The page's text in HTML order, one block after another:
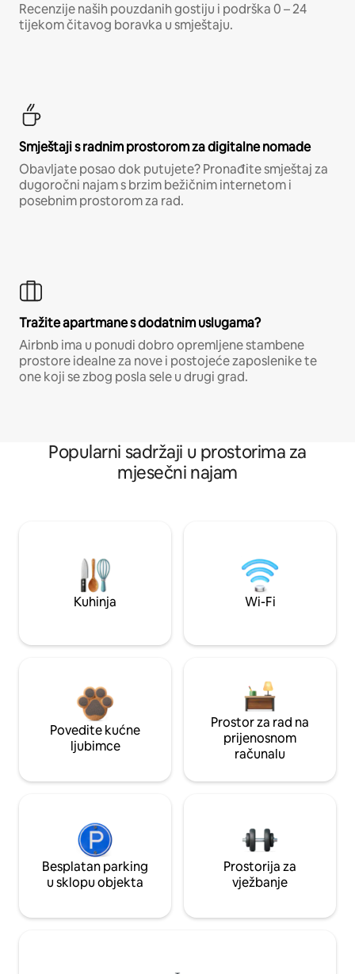
Recenzije naših pouzdanih gostiju i podrška 0 – 24
tijekom čitavog boravka u smještaju.
Smještaji s radnim prostorom za digitalne nomade
Obavljate posao dok putujete? Pronađite smještaj za
dugoročni najam s brzim bežičnim internetom i
posebnim prostorom za rad.
Tražite apartmane s dodatnim uslugama?
Airbnb ima u ponudi dobro opremljene stambene
prostore idealne za nove i postojeće zaposlenike te
one koji se zbog posla sele u drugi grad.
Popularni sadržaji u prostorima za
mjesečni najam
Kuhinja Wi-Fi
Povedite kućne
ljubimce
Prostor za rad na
prijenosnom
računalu
Besplatan parking
u sklopu objekta
Prostorija za
vježbanje